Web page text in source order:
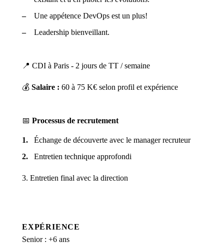
Une appétence DevOps est un plus!
Leadership bienveillant.
📍 CDI à Paris - 2 jours de TT / semaine
💰 Salaire : 60 à 75 K€ selon profil et expérience
📅 Processus de recrutement
Échange de découverte avec le manager recruteur
Entretien technique approfondi
3. Entretien final avec la direction
EXPÉRIENCE
Senior : +6 ans